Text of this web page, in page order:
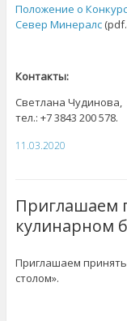
Положение о
Север Минералс
Контакты:
Светлана Чудинова,
тел.: +7 3843 200 578.
11.03.2020
Приглашаем
кулинарном
Приглашаем
столом».